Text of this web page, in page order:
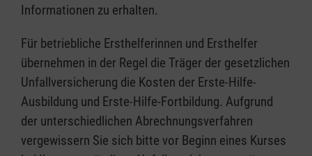
Informationen zu erhalten.
Für betriebliche Ersthelferinnen und Ersthelfer
übernehmen in der Regel die Träger der gesetzlichen
Unfallversicherung die Kosten der Erste-Hilfe-
Ausbildung und Erste-Hilfe-Fortbildung. Aufgrund
der unterschiedlichen Abrechnungsverfahren
vergewissern Sie sich bitte vor Beginn eines Kurses